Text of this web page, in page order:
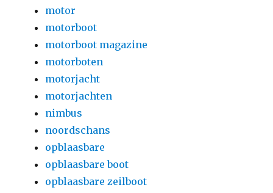
motor
motorboot
motorboot magazine
motorboten
motorjacht
motorjachten
nimbus
noordschans
opblaasbare
opblaasbare boot
opblaasbare zeilboot